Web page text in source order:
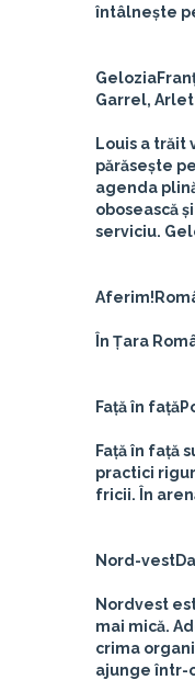
întâlnește
Gelozia
Garrel,
Louis a trăit
părăsește
agenda
obosească
serviciu.
Aferim!
În Țara
Față în față
Față în față
practici
fricii. În
Nord-vest
Nordvest
mai mică.
crima
ajunge într-